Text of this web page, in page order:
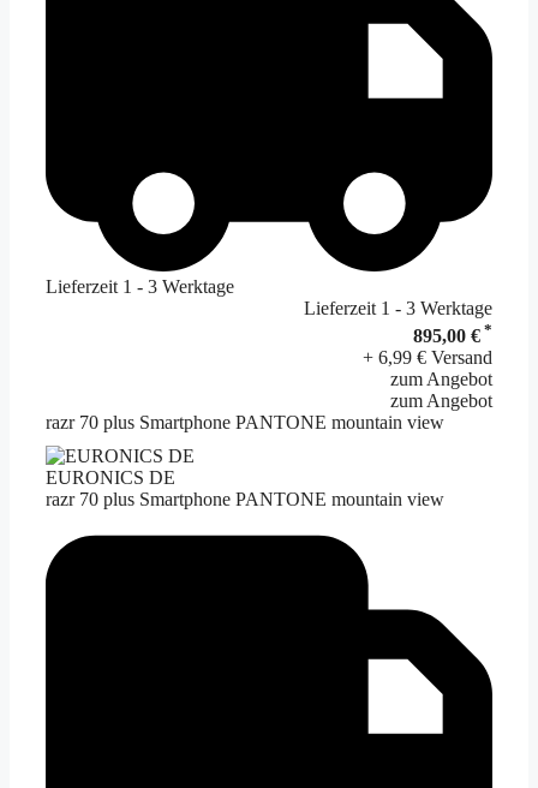
Lieferzeit 1 - 3 Werktage
Lieferzeit 1 - 3 Werktage
895,00 € *
+ 6,99 € Versand
zum Angebot
zum Angebot
razr 70 plus Smartphone PANTONE mountain view
EURONICS DE
razr 70 plus Smartphone PANTONE mountain view